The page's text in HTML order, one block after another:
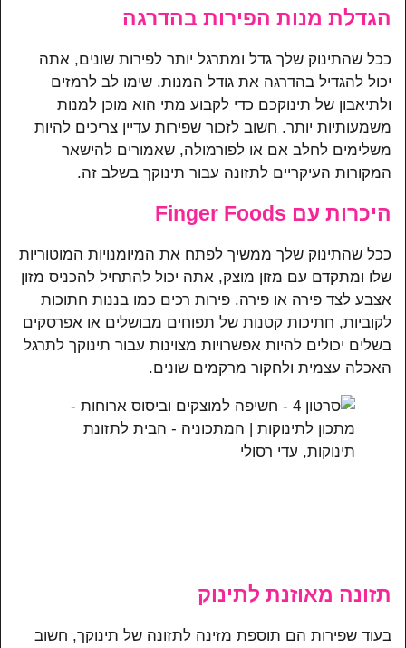
הגדלת מנות הפירות בהדרגה
ככל שהתינוק שלך גדל ומתרגל יותר לפירות שונים, אתה
יכול להגדיל בהדרגה את גודל המנות. שימו לב לרמזים
ולתיאבון של תינוקכם כדי לקבוע מתי הוא מוכן למנות
משמעותיות יותר. חשוב לזכור שפירות עדיין צריכים להיות
משלימים לחלב אם או לפורמולה, שאמורים להישאר
המקורות העיקריים לתזונה עבור תינוקך בשלב זה.
היכרות עם Finger Foods
ככל שהתינוק שלך ממשיך לפתח את המיומנויות המוטוריות
שלו ומתקדם עם מזון מוצק, אתה יכול להתחיל להכניס מזון
אצבע לצד פירה או פירה. פירות רכים כמו בננות חתוכות
לקוביות, חתיכות קטנות של תפוחים מבושלים או אפרסקים
בשלים יכולים להיות אפשרויות מצוינות עבור תינוקך לתרגל
האכלה עצמית ולחקור מרקמים שונים.
תזונה מאוזנת לתינוק
בעוד שפירות הם תוספת מזינה לתזונה של תינוקך, חשוב